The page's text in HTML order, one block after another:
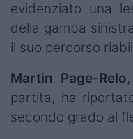
evidenziato una
della gamba
il suo percorso
Martin Page-Relo
partita, ha
secondo grado al